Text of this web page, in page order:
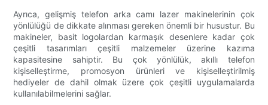
Ayrıca, gelişmiş telefon arka camı lazer makinelerinin çok
yönlülüğü de dikkate alınması gereken önemli bir husustur. Bu
makineler, basit logolardan karmaşık desenlere kadar çok
çeşitli tasarımları çeşitli malzemeler üzerine kazıma
kapasitesine sahiptir. Bu çok yönlülük, akıllı telefon
kişiselleştirme, promosyon ürünleri ve kişiselleştirilmiş
hediyeler de dahil olmak üzere çok çeşitli uygulamalarda
kullanılabilmelerini sağlar.